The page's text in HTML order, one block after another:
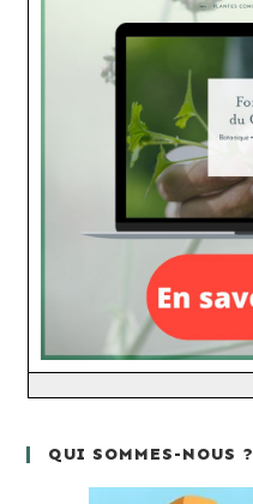
QUI SOMMES-NOUS ?